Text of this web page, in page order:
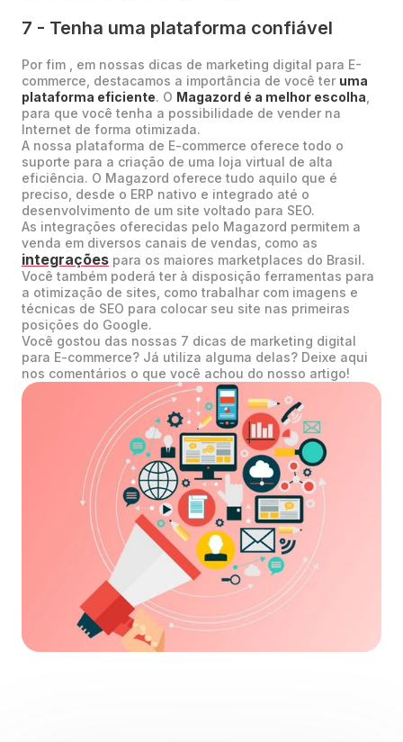
7 - Tenha uma plataforma confiável
Por fim , em nossas dicas de marketing digital para E-
commerce, destacamos a importância de você ter uma
plataforma eficiente. O Magazord é a melhor escolha
para que você tenha a possibilidade de vender na
Internet de forma otimizada.
A nossa plataforma de E-commerce oferece todo o
suporte para a criação de uma loja virtual de alta
eficiência. O Magazord oferece tudo aquilo que é
preciso, desde o ERP nativo e integrado até o
desenvolvimento de um site voltado para SEO.
As integrações oferecidas pelo Magazord permitem a
venda em diversos canais de vendas, como as
integrações para os maiores marketplaces do Brasil.
Você também poderá ter à disposição ferramentas para
a otimização de sites, como trabalhar com imagens e
técnicas de SEO para colocar seu site nas primeiras
posições do Google.
Você gostou das nossas 7 dicas de marketing digital
para E-commerce? Já utiliza alguma delas? Deixe aqui
nos comentários o que você achou do nosso artigo!